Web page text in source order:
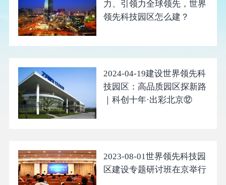
力、引领力全球领先，世界
领先科技园区怎么建？
2024-04-19建设世界领先科
技园区：高品质园区探新路
｜科创十年·出彩北京⑫
2023-08-01世界领先科技园
区建设专题研讨班在京举行